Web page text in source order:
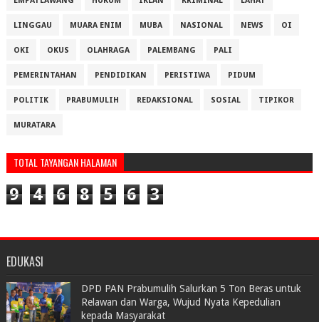
LINGGAU MUARA ENIM MUBA NASIONAL NEWS OI
OKI OKUS OLAHRAGA PALEMBANG PALI
PEMERINTAHAN PENDIDIKAN PERISTIWA PIDUM
POLITIK PRABUMULIH REDAKSIONAL SOSIAL TIPIKOR
MURATARA
TOTAL TAYANGAN HALAMAN
9 4 6 8 5 6 3
EDUKASI
DPD PAN Prabumulih Salurkan 5 Ton Beras untuk
Relawan dan Warga, Wujud Nyata Kepedulian
kepada Masyarakat